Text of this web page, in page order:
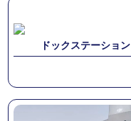
ドックステーション